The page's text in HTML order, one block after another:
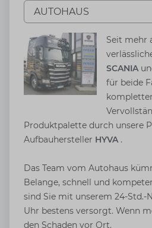
Tab auswählen
Seit mehr
SCANIA
für beide
Produktpalette durch unsere
Aufbauhersteller HYVA.
Das Team vom Autohaus
Belange, schnell und
sind Sie mit unserem 24-
Uhr bestens versorgt. Wenn
den Schaden vor Ort.